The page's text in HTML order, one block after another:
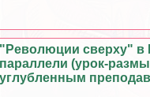
"Революции сверху" в
параллели (урок-
углубленным